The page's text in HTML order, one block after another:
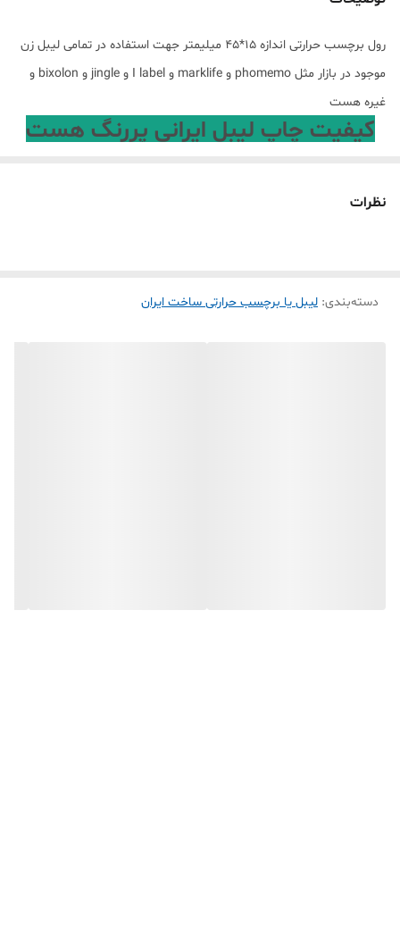
رول برچسب حرارتی اندازه 15*45 میلیمتر جهت استفاده در تمامی لیبل زن
موجود در بازار مثل phomemo و marklife و I label و jingle و bixolon و
غیره هست
کیفیت چاپ لیبل ایرانی پررنگ هست
و مدت مانگاری چاپ بسیار کمی دارد و
نظرات
دسته‌بندی: لیبل یا برچسب حرارتی ساخت ایران